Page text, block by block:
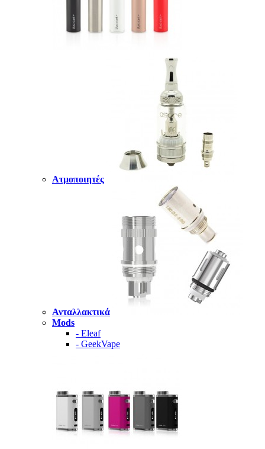
Ατμοποιητές
Ανταλλακτικά
Mods
- Eleaf
- GeekVape